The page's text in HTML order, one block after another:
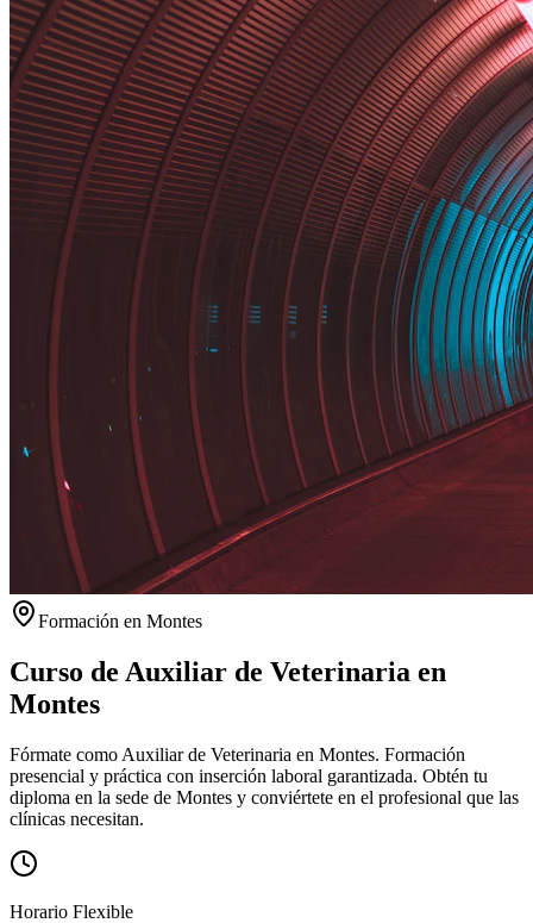
Formación en Montes
Curso de Auxiliar de Veterinaria en
Montes
Fórmate como Auxiliar de Veterinaria en Montes. Formación
presencial y práctica con inserción laboral garantizada. Obtén tu
diploma en la sede de Montes y conviértete en el profesional que las
clínicas necesitan.
Horario Flexible